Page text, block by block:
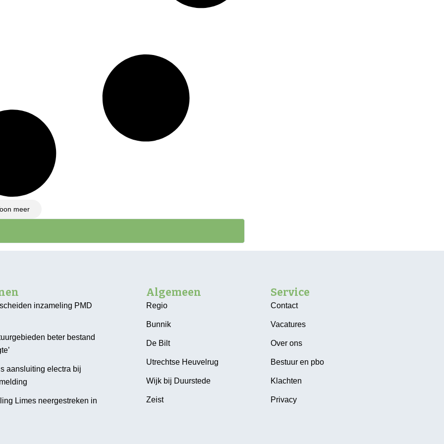
meer
inzameling PMD
beter bestand
aansluiting electra bij
Limes neergestreken in
Algemeen
Regio
Bunnik
De Bilt
Utrechtse Heuvelrug
Wijk bij Duurstede
Zeist
Service
Contact
Vacatures
Over ons
Bestuur en pbo
Klachten
Privacy